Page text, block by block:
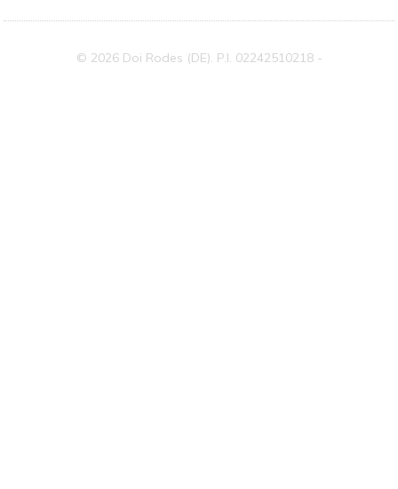
© 2026 Doi Rodes (DE). P.I. 02242510218 -